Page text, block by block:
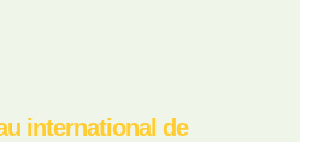
international de